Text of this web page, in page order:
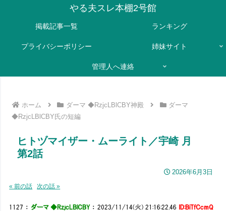
やる夫スレ本棚2号館
掲載記事一覧 ランキング
プライバシーポリシー 姉妹サイト
管理人へ連絡
ホーム ダーマ ◆RzjcLBlCBY神殿
ダーマ
◆RzjcLBlCBY氏の短編
ヒトヅマイザー・ムーライト／宇崎 月
第2話
2026年6月3日
« 前の話 次の話 »
1127 ： ダーマ ◆RzjcLBlCBY：2023/11/14(火) 21:16:22.46 ID:BiTfCcmQ